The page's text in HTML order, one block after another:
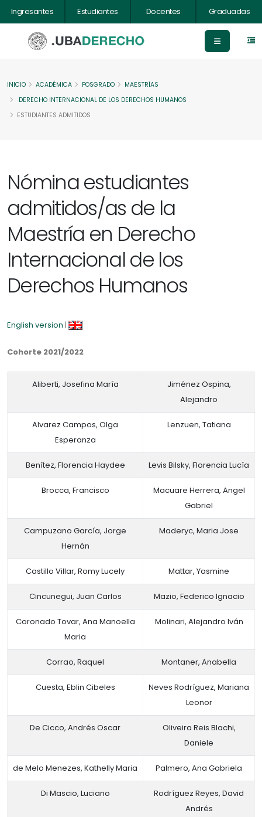
Ingresantes Estudiantes Docentes Graduadas
INICIO ACADÉMICA POSGRADO
MAESTRÍAS
DERECHO INTERNACIONAL DE LOS DERECHOS HUMANOS
ESTUDIANTES ADMITIDOS
Nómina estudiantes
admitidos/as de la
Maestría en Derecho
Internacional de los
Derechos Humanos
English version |
Cohorte 2021/2022
Aliberti, Josefina María
Jiménez Ospina,
Alejandro
Alvarez Campos, Olga
Esperanza
Lenzuen, Tatiana
Benítez, Florencia Haydee Levis Bilsky, Florencia Lucía
Brocca, Francisco
Macuare Herrera, Angel
Gabriel
Campuzano García, Jorge
Hernán
Maderyc, Maria Jose
Castillo Villar, Romy Lucely Mattar, Yasmine
Cincunegui, Juan Carlos Mazio, Federico Ignacio
Coronado Tovar, Ana Manoella
Maria
Molinari, Alejandro Iván
Corrao, Raquel Montaner, Anabella
Cuesta, Eblin Cibeles
Neves Rodríguez, Mariana
Leonor
De Cicco, Andrés Oscar
Oliveira Reis Blachi,
Daniele
de Melo Menezes, Kathelly Maria Palmero, Ana Gabriela
Di Mascio, Luciano
Rodríguez Reyes, David
Andrés